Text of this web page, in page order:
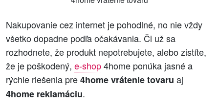
Nakupovanie cez internet je pohodlné, no nie vždy
všetko dopadne podľa očakávania. Či už sa
rozhodnete, že produkt nepotrebujete, alebo zistíte,
že je poškodený, e-shop4home ponúka jasné a
rýchle riešenia pre4home vrátenie tovaru aj
4home reklamáciu.